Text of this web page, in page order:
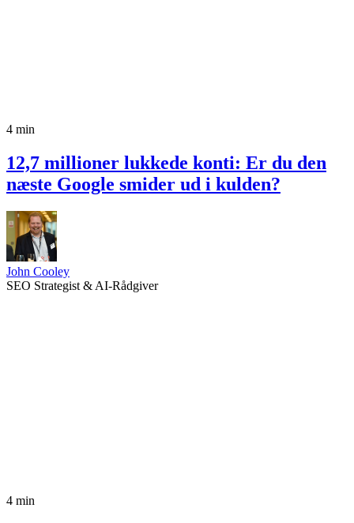
4 min
12,7 millioner lukkede konti: Er du den
næste Google smider ud i kulden?
John Cooley
SEO Strategist & AI-Rådgiver
4 min